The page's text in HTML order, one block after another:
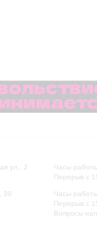
ул., 2
30
Часы
Перерыв с
Часы
Перерыв с
Вопросы